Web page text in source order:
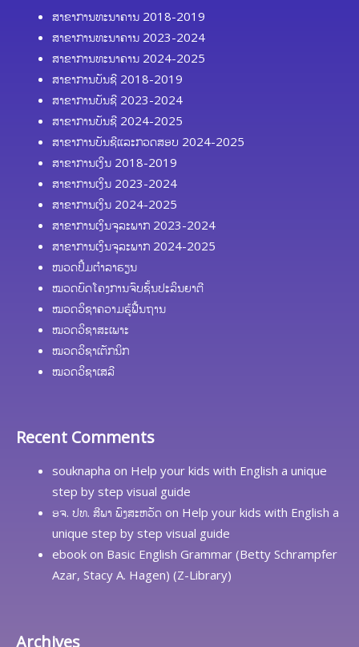
ສາຂາການທະນາຄານ 2018-2019
ສາຂາການທະນາຄານ 2023-2024
ສາຂາການທະນາຄານ 2024-2025
ສາຂາການບັນຊີ 2018-2019
ສາຂາການບັນຊີ 2023-2024
ສາຂາການບັນຊີ 2024-2025
ສາຂາການບັນຊີແລະກວດສອບ 2024-2025
ສາຂາການເງິນ 2018-2019
ສາຂາການເງິນ 2023-2024
ສາຂາການເງິນ 2024-2025
ສາຂາການເງິນຈຸລະພາກ 2023-2024
ສາຂາການເງິນຈຸລະພາກ 2024-2025
ໜວດປຶ້ມຕຳລາຮຽນ
ໝວດບົດໂຄງການຈົບຊັ້ນປະລິນຍາຕີ
ໝວດວິຊາຄວາມຮູ້ຟື້ນຖານ
ໝວດວິຊາສະເພາະ
ໝວດວິຊາເຕັກນິກ
ໝວດວິຊາເສລີ
Recent Comments
souknapha on Help your kids with English a unique
step by step visual guide
ອຈ. ປທ. ສີພາ ພົງສະຫວັດ on Help your kids with English a
unique step by step visual guide
ebook on Basic English Grammar (Betty Schrampfer
Azar, Stacy A. Hagen) (Z-Library)
Archives